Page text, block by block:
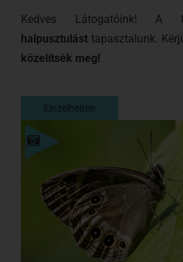
Kedves Látogatóink! A
halpusztulást tapasztalunk.
közelítsék meg!
Einzelheiten
Einzelheiten